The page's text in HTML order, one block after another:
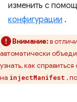
изменить с
конфигурации .
Внимание:в
автоматически
узнать, как
на injectManifest ,